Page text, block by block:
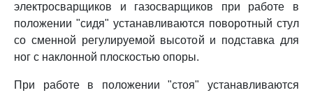
электросварщиков и газосварщиков при работе в
положении "сидя" устанавливаются поворотный стул
со сменной регулируемой высотой и подставка для
ног с наклонной плоскостью опоры.
При работе в положении "стоя" устанавливаются